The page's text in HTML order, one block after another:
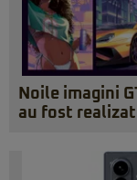
Noile imagini
au fost